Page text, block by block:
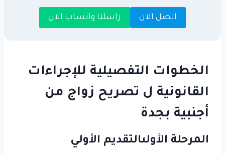
اتصل الان راسلنا واتساب الان
الخطوات التفصيلية للإجراءات
القانونية ل تصريح زواج من
أجنبية بجدة
المرحلة الأولىالتقديم الأولي